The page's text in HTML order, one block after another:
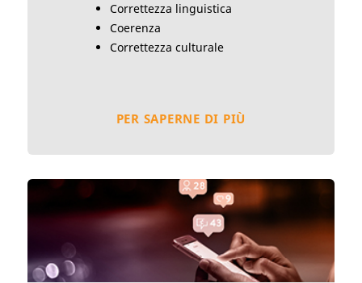
Correttezza linguistica
Coerenza
Correttezza culturale
PER SAPERNE DI PIÙ